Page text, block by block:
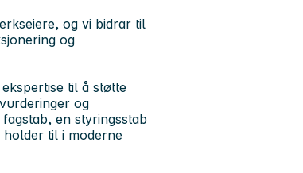
og vi bidrar til
og
til å støtte
og
en styringsstab
til i moderne